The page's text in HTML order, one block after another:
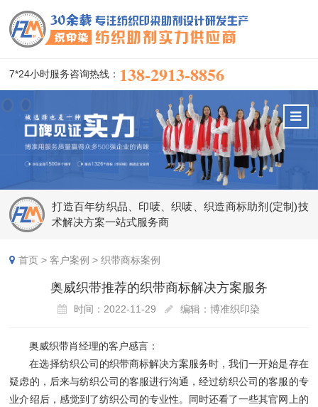
7*24小时服务咨询热线： 138-2913-8856
打造百年纺织品、印唛、织唛、织造商标助剂(定制)技
术解决方案一站式服务商
首页 >客户案例 >织带商标案例
奥威织带推荐的织带商标解决方案服务
时间：2022-11-29 编辑：博准织印染
奥威织带肖经理的客户感言：
在选择纺织公司的织带商标解决方案服务时，我们一开始是存在
疑虑的，后来与纺织公司的客服进行沟通，经过纺织公司的客服的专
业介绍后，感觉到了纺织公司的专业性。同时还看了一些其官网上的